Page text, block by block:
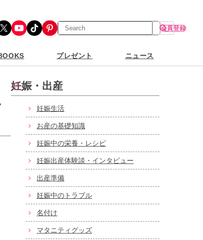
X YouTube TikTok Pinterest
検
索
会員登録
プレゼント ニュース
妊娠・出産
妊娠生活
お産の基礎知識
妊娠中の栄養・レシピ
妊娠出産体験談・インタビュー
出産準備
妊娠中のトラブル
名付け
マタニティグッズ